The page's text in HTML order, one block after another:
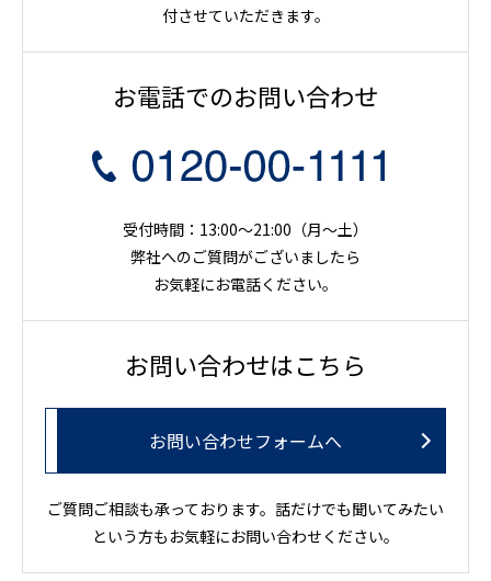
付させていただきます。
お電話でのお問い合わせ
受付時間：13:00～21:00（月〜土）
弊社へのご質問がございましたら
お気軽にお電話ください。
お問い合わせはこちら
お問い合わせフォームへ
ご質問ご相談も承っております。話だけでも聞いてみたい
という方もお気軽にお問い合わせください。